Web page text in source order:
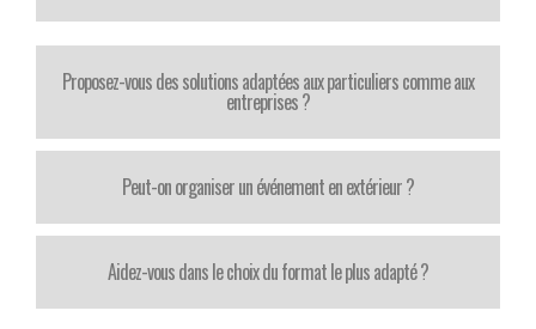
Proposez-vous des solutions adaptées aux particuliers comme aux
entreprises ?
Peut-on organiser un événement en extérieur ?
Aidez-vous dans le choix du format le plus adapté ?